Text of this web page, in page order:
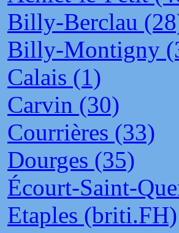
Billy-Berclau
Billy-Montigny
Calais (1)
Carvin (30)
Courrières (33)
Dourges (35)
Écourt-Saint-
Etaples (briti.FH)